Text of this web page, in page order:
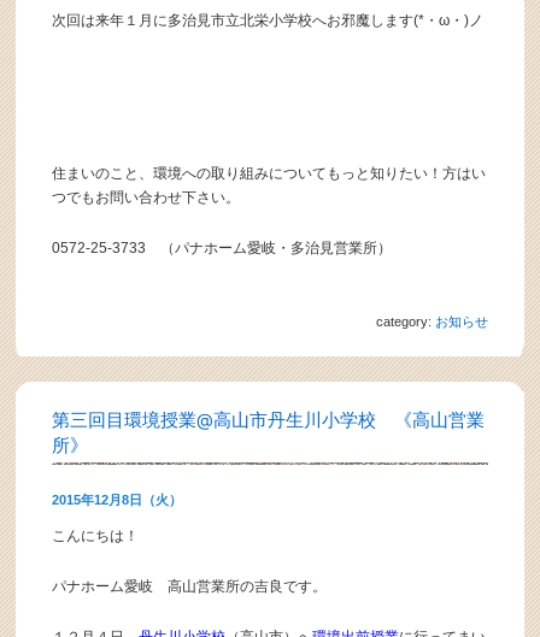
次回は来年１月に多治見市立北栄小学校へお邪魔します(*・ω・)ノ
住まいのこと、環境への取り組みについてもっと知りたい！方はい
つでもお問い合わせ下さい。
0572-25-3733 （パナホーム愛岐・多治見営業所）
category: お知らせ
第三回目環境授業@高山市丹生川小学校 《高山営業
所》
2015年12月8日（火）
こんにちは！
パナホーム愛岐 高山営業所の吉良です。